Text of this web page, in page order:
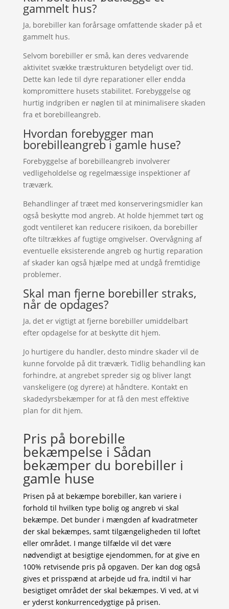
gammelt hus?
Ja, borebiller kan forårsage omfattende skader på et
gammelt hus.
Selvom borebiller er små, kan deres vedvarende
aktivitet svække træstrukturen betydeligt over tid.
Dette kan lede til dyre reparationer eller endda
kompromittere husets stabilitet. Forebyggelse og
hurtig indgriben er nøglen til at minimalisere skaden
fra et borebilleangreb.
Hvordan forebygger man
borebilleangreb i gamle huse?
Forebyggelse af borebilleangreb involverer
vedligeholdelse og regelmæssige inspektioner af
træværk.
Behandlinger af træet med konserveringsmidler kan
også beskytte mod angreb. At holde hjemmet tørt og
godt ventileret kan reducere risikoen, da borebiller
ofte tiltrækkes af fugtige omgivelser. Overvågning af
eventuelle eksisterende angreb og hurtig reparation
af skader kan også hjælpe med at undgå fremtidige
problemer.
Skal man fjerne borebiller straks,
når de opdages?
Ja, det er vigtigt at fjerne borebiller umiddelbart
efter opdagelse for at beskytte dit hjem.
Jo hurtigere du handler, desto mindre skader vil de
kunne forvolde på dit træværk. Tidlig behandling kan
forhindre, at angrebet spreder sig og bliver langt
vanskeligere (og dyrere) at håndtere. Kontakt en
skadedyrsbekæmper for at få den mest effektive
plan for dit hjem.
Pris på borebille
bekæmpelse i Sådan
bekæmper du borebiller i
gamle huse
Prisen på at bekæmpe borebiller, kan variere i
forhold til hvilken type bolig og angreb vi skal
bekæmpe. Det bunder i mængden af kvadratmeter
der skal bekæmpes, samt tilgængeligheden til loftet
eller området. I mange tilfælde vil det være
nødvendigt at besigtige ejendommen, for at give en
100% retvisende pris på opgaven. Der kan dog også
gives et prisspænd at arbejde ud fra, indtil vi har
besigtiget området der skal bekæmpes. Vi ved, at vi
er yderst konkurrencedygtige på prisen.